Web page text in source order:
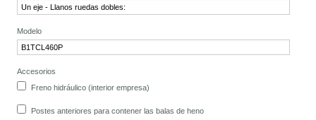
Modelo
Accesorios
Freno hidráulico (interior empresa)
Postes anteriores para contener las balas de heno